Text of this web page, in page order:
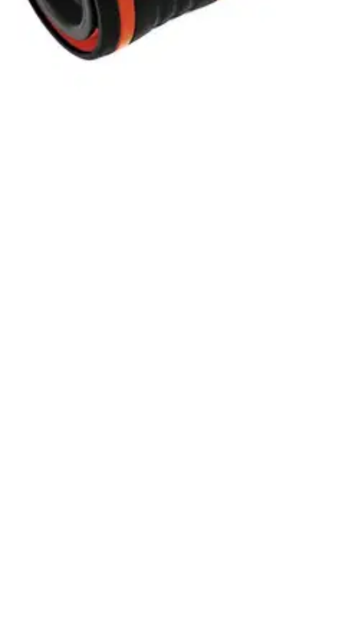
nopean liitännän hanaan ja letkuun. Sarja sisältää